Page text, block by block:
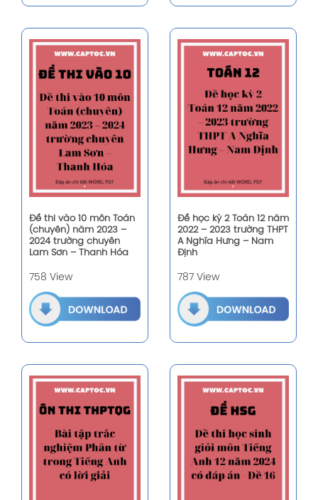
Đề thi vào 10 môn Toán
(chuyên) năm 2023 –
2024 trường chuyên
Lam Sơn – Thanh Hóa
758 View
Đề học kỳ 2 Toán 12 năm
2022 – 2023 trường THPT
A Nghĩa Hưng – Nam
Định
787 View